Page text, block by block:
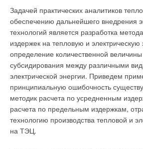
Задачей практических аналитиков
обеспечению дальнейшего внедрения
технологий является разработка
издержек на тепловую и электрическую
определение количественной величины
субсидирования между различными
электрической энергии. Приведем
принципиальную ошибочность
методик расчета по усредненным
расчета по предельным издержкам,
технологию производства тепловой и
на ТЭЦ.
случае моделей котлов — это относится
фирмы
Viessmann
.) Проектировщику
задумываться о присоединительных
условных давлениях и т.д. Система
подскажет ему, поправит или
Какой из штуцеров котла является
РУ его присоединительного фланца,
сообщается, как только он подведет к
проектировщик пожелает проложить
последний будет немедленно
которого начинается, и автоматически
проекта. Проектировщик здесь может
главном в компоновке — размещении